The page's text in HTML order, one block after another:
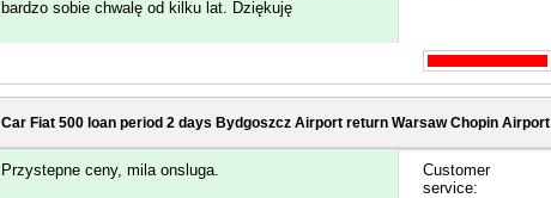
bardzo sobie chwalę od kilku lat. Dziękuję
Car Fiat 500 loan period 2 days Bydgoszcz Airport return Warsaw Chopin Airport
Przystepne ceny, mila onsluga.
Customer
service: